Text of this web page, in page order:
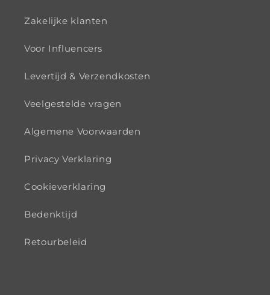
Zakelijke klanten
Voor Influencers
Levertijd & Verzendkosten
Veelgestelde vragen
Algemene Voorwaarden
Privacy Verklaring
Cookieverklaring
Bedenktijd
Retourbeleid